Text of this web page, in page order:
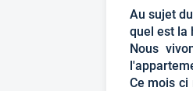
Au sujet
quel est la
Nous
Ce mois